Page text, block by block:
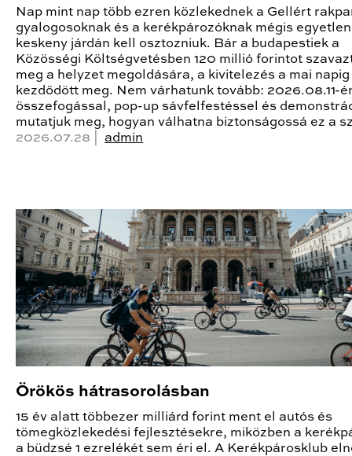
Nap mint nap több ezren közlekednek a Gellért
gyalogosoknak és a kerékpározóknak mégis egyetlen
keskeny járdán kell osztozniuk. Bár a budapestiek a
Közösségi Költségvetésben 120 millió forintot
meg a helyzet megoldására, a kivitelezés a mai napig
kezdődött meg. Nem várhatunk tovább: 2026.08.11-
összefogással, pop-up sávfelfestéssel és
mutatjuk meg, hogyan válhatna biztonságossá ez a
2026.07.28 | admin
Örökös hátrasorolásban
15 év alatt többezer milliárd forint ment el autós és
tömegközlekedési fejlesztésekre, miközben a
a büdzsé 1 ezrelékét sem éri el. A Kerékpárosklub